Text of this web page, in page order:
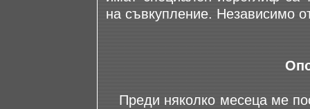
на съвкупление. Независимо
Преди няколко месеца ме